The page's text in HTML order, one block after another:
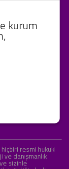
kurum
resmi hukuki
danışmanlık
sizinle